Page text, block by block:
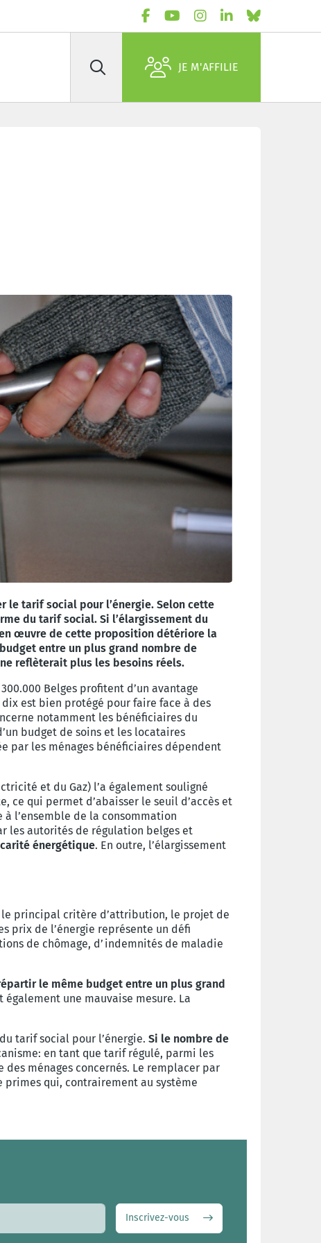
Rechercher JE M'AFFILIE
le tarif social pour l’énergie. Selon cette
du tarif social. Si l’élargissement du
œuvre de cette proposition détériore la
entre un plus grand nombre de
reflèterait plus les besoins réels.
Belges profitent d’un avantage
est bien protégé pour faire face à des
notamment les bénéficiaires du
budget de soins et les locataires
par les ménages bénéficiaires dépendent
et du Gaz) l’a également souligné
ce qui permet d’abaisser le seuil d’accès et
l’ensemble de la consommation
les autorités de régulation belges et
énergétique. En outre, l’élargissement
principal critère d’attribution, le projet de
prix de l’énergie représente un défi
de chômage, d’indemnités de maladie
le même budget entre un plus grand
une mauvaise mesure. La
tarif social pour l’énergie. Si le nombre de
en tant que tarif régulé, parmi les
ménages concernés. Le remplacer par
primes qui, contrairement au système
Inscrivez-vous